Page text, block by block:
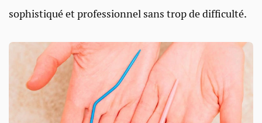
sophistiqué et professionnel sans trop de difficulté.